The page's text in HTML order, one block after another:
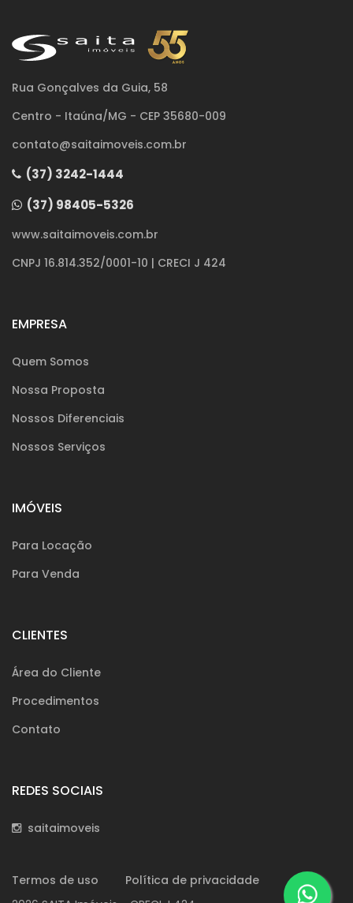
Rua Gonçalves da Guia, 58
Centro - Itaúna/MG - CEP 35680-009
contato@saitaimoveis.com.br
(37) 3242-1444
(37) 98405-5326
www.saitaimoveis.com.br
CNPJ 16.814.352/0001-10 | CRECI J 424
EMPRESA
Quem Somos
Nossa Proposta
Nossos Diferenciais
Nossos Serviços
IMÓVEIS
Para Locação
Para Venda
CLIENTES
Área do Cliente
Procedimentos
Contato
REDES SOCIAIS
saitaimoveis
Termos de uso
Política de privacidade